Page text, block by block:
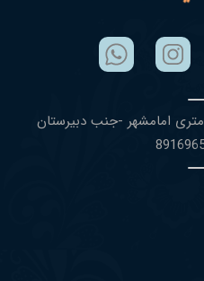
یزد- بلوار ١٧ شهریور- روبروی ۵٢ متری امامشهر -جنب دبیرستان